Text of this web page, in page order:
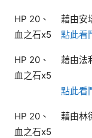
HP 20、
血之石x5
藉由安
點此看
HP 20、
血之石x5
藉由法
點此看
HP 20、
血之石x5
藉由林